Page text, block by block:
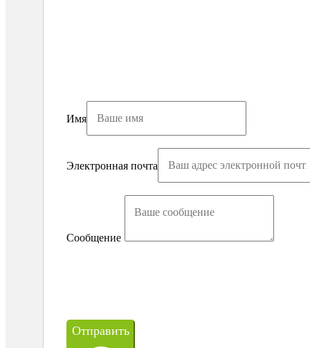
Имя
Электронная почта
Сообщение
Отправить